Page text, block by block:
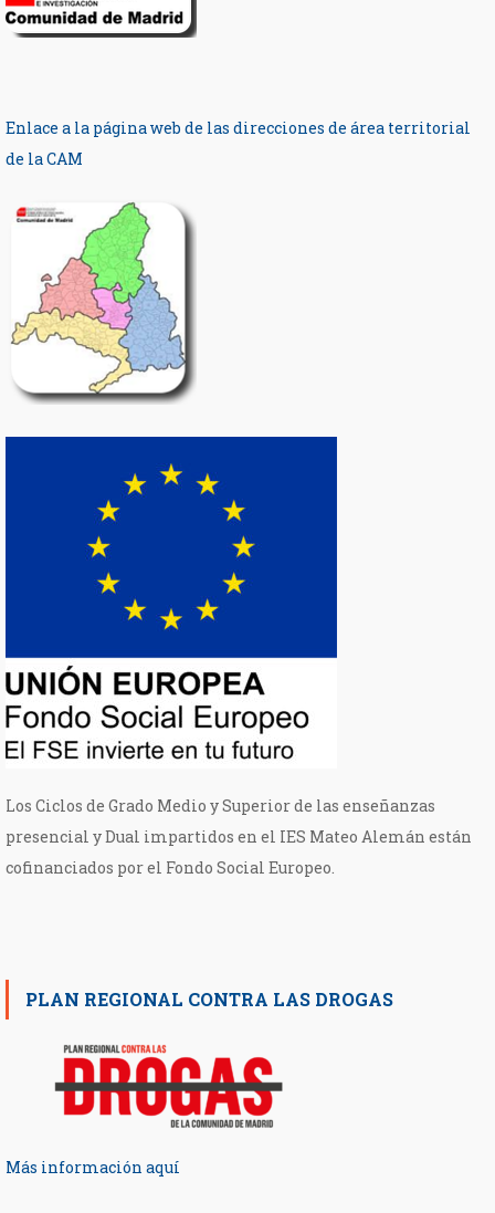
Enlace a la página web de las direcciones de área territorial
de la CAM
Los Ciclos de Grado Medio y Superior de las enseñanzas
presencial y Dual impartidos en el IES Mateo Alemán están
cofinanciados por el Fondo Social Europeo.
PLAN REGIONAL CONTRA LAS DROGAS
Más información aquí